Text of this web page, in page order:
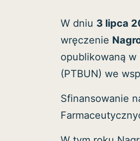
W dniu 3 lipca
wręczenie
opublikowaną w
(PTBUN) we
Sfinansowanie